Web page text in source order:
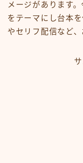
今見られている人
メージがあります
をテーマにし台本
やセリフ配信など